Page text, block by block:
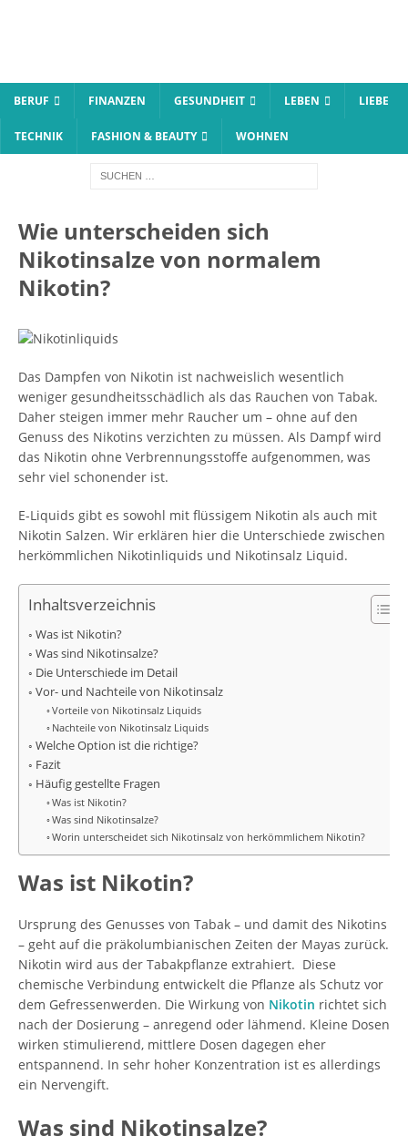
BERUF FINANZEN GESUNDHEIT LEBEN LIEBE
TECHNIK FASHION & BEAUTY WOHNEN
Wie unterscheiden sich
Nikotinsalze von normalem
Nikotin?
Das Dampfen von Nikotin ist nachweislich wesentlich
weniger gesundheitsschädlich als das Rauchen von Tabak.
Daher steigen immer mehr Raucher um – ohne auf den
Genuss des Nikotins verzichten zu müssen. Als Dampf wird
das Nikotin ohne Verbrennungsstoffe aufgenommen, was
sehr viel schonender ist.
E-Liquids gibt es sowohl mit flüssigem Nikotin als auch mit
Nikotin Salzen. Wir erklären hier die Unterschiede zwischen
herkömmlichen Nikotinliquids und Nikotinsalz Liquid.
Inhaltsverzeichnis
Was ist Nikotin?
Was sind Nikotinsalze?
Die Unterschiede im Detail
Vor- und Nachteile von Nikotinsalz
Vorteile von Nikotinsalz Liquids
Nachteile von Nikotinsalz Liquids
Welche Option ist die richtige?
Fazit
Häufig gestellte Fragen
Was ist Nikotin?
Was sind Nikotinsalze?
Worin unterscheidet sich Nikotinsalz von herkömmlichem Nikotin?
Was ist Nikotin?
Ursprung des Genusses von Tabak – und damit des Nikotins
– geht auf die präkolumbianischen Zeiten der Mayas zurück.
Nikotin wird aus der Tabakpflanze extrahiert. Diese
chemische Verbindung entwickelt die Pflanze als Schutz vor
dem Gefressenwerden. Die Wirkung von Nikotin richtet sich
nach der Dosierung – anregend oder lähmend. Kleine Dosen
wirken stimulierend, mittlere Dosen dagegen eher
entspannend. In sehr hoher Konzentration ist es allerdings
ein Nervengift.
Was sind Nikotinsalze?